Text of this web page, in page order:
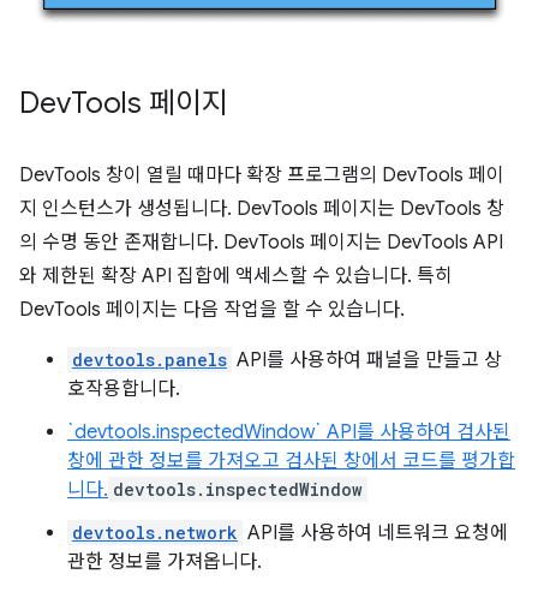
DevTools 페이지
DevTools 창이 열릴 때마다 확장 프로그램의 DevTools 페이
지 인스턴스가 생성됩니다. DevTools 페이지는 DevTools 창
의 수명 동안 존재합니다. DevTools 페이지는 DevTools API
와 제한된 확장 API 집합에 액세스할 수 있습니다. 특히
DevTools 페이지는 다음 작업을 할 수 있습니다.
devtools.panels API를 사용하여 패널을 만들고 상
호작용합니다.
`devtools.inspectedWindow` API를 사용하여 검사된
창에 관한 정보를 가져오고 검사된 창에서 코드를 평가합
니다. devtools.inspectedWindow
devtools.network API를 사용하여 네트워크 요청에
관한 정보를 가져옵니다.